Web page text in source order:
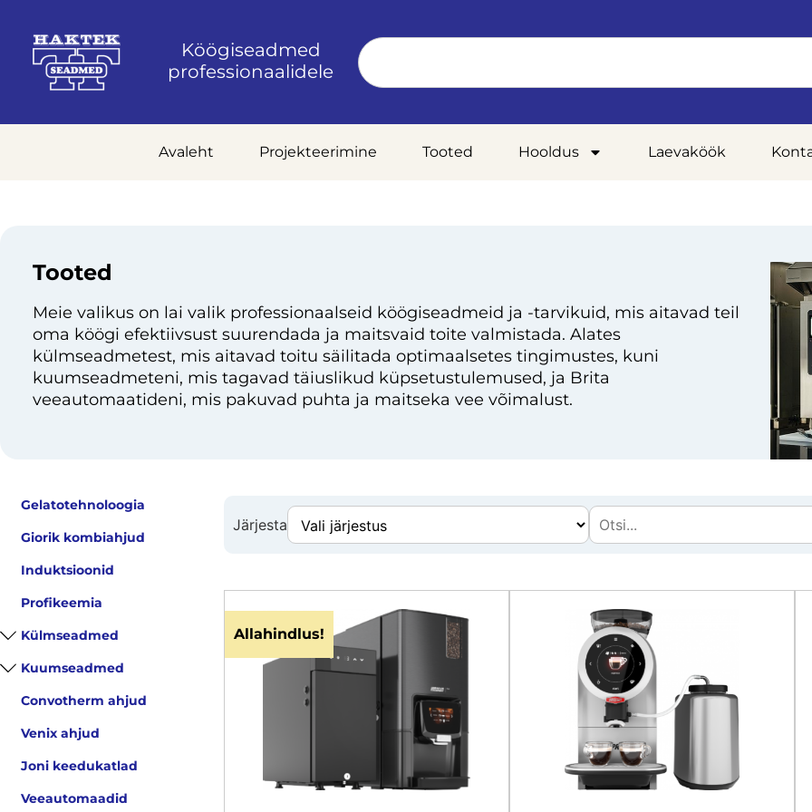
Köögiseadmed
professionaalidele
Avaleht Projekteerimine Tooted Hooldus Laevaköök
Tooted
Meie valikus on lai valik professionaalseid köögiseadmeid ja -tarvikuid, mis aitavad teil
oma köögi efektiivsust suurendada ja maitsvaid toite valmistada. Alates
külmseadmetest, mis aitavad toitu säilitada optimaalsetes tingimustes, kuni
kuumseadmeteni, mis tagavad täiuslikud küpsetustulemused, ja Brita
veeautomaatideni, mis pakuvad puhta ja maitseka vee võimalust.
Gelatotehnoloogia
Giorik kombiahjud
Induktsioonid
Profikeemia
Külmseadmed
Kuumseadmed
Convotherm ahjud
Venix ahjud
Joni keedukatlad
Veeautomaadid
Järjesta
Allahindlus!